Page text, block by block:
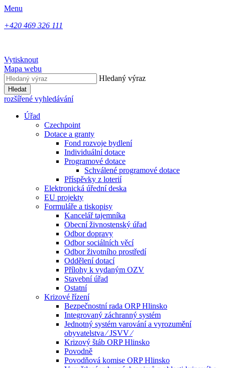
Menu
+420 469 326 111
Vytisknout
Mapa webu
Hledaný výraz
Hledat
rozšířené vyhledávání
Úřad
Czechpoint
Dotace a granty
Fond rozvoje bydlení
Individuální dotace
Programové dotace
Schválené programové dotace
Příspěvky z loterií
Elektronická úřední deska
EU projekty
Formuláře a tiskopisy
Kancelář tajemníka
Obecní živnostenský úřad
Odbor dopravy
Odbor sociálních věcí
Odbor životního prostředí
Oddělení dotací
Přílohy k vydaným OZV
Stavební úřad
Ostatní
Krizové řízení
Bezpečnostní rada ORP Hlinsko
Integrovaný záchranný systém
Jednotný systém varování a vyrozumění
obyvatelstva ⁄ JSVV ⁄
Krizový štáb ORP Hlinsko
Povodně
Povodňová komise ORP Hlinsko